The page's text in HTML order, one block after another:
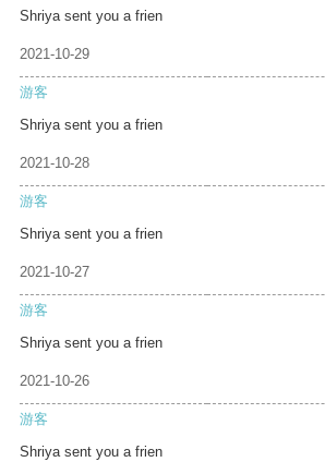
Shriya sent you a frien
2021-10-29
游客
Shriya sent you a frien
2021-10-28
游客
Shriya sent you a frien
2021-10-27
游客
Shriya sent you a frien
2021-10-26
游客
Shriya sent you a frien